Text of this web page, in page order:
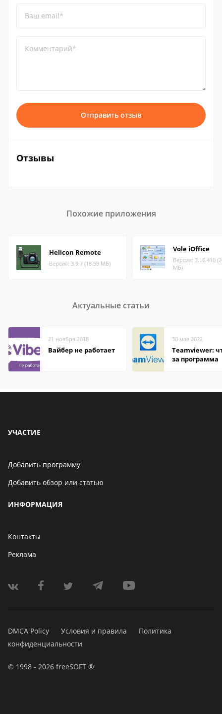
Ваш email*
Комментарий*
Отправить отзыв
Отзывы
Похожие приложения
Helicon Remote
Версия: 3.9.7 (18.59 МБ)
Vole iOffice
Версия: 3.16.410
МБ)
Актуальные статьи
21 ноября 2018
Вайбер не работает
30 мая 2022
Teamviewer:
за программа
УЧАСТИЕ
Добавить программу
Добавить обзор или статью
ИНФОРМАЦИЯ
Контакты
Реклама
DMCA Policy Условия и правила
Политика
конфиденциальности
© 1998 - 2026 freeSOFT ®